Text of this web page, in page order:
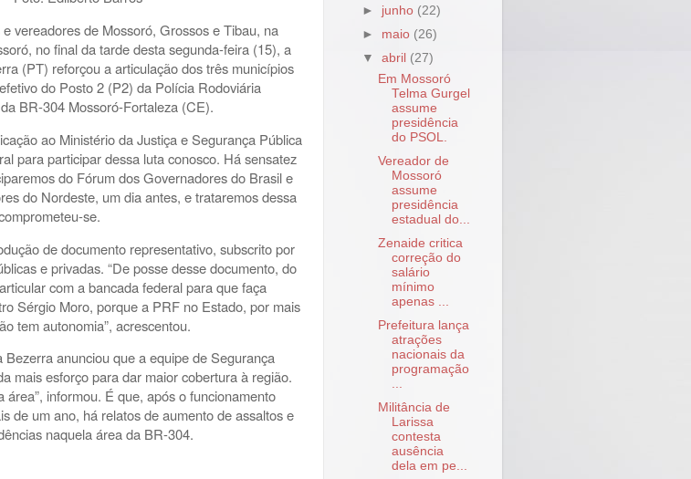
vereadores de Mossoró, Grossos e Tibau, na
no final da tarde desta segunda-feira (15), a
(PT) reforçou a articulação dos três municípios
do Posto 2 (P2) da Polícia Rodoviária
BR-304 Mossoró-Fortaleza (CE).
ao Ministério da Justiça e Segurança Pública
para participar dessa luta conosco. Há sensatez
do Fórum dos Governadores do Brasil e
do Nordeste, um dia antes, e trataremos dessa
se.
de documento representativo, subscrito por
e privadas. “De posse desse documento, do
com a bancada federal para que faça
Sérgio Moro, porque a PRF no Estado, por mais
tem autonomia”, acrescentou.
anunciou que a equipe de Segurança
mais esforço para dar maior cobertura à região.
área”, informou. É que, após o funcionamento
de um ano, há relatos de aumento de assaltos e
naquela área da BR-304.
► junho (22)
► maio (26)
▼abril (27)
Em Mossoró
Telma Gurgel
assume
presidência
do PSOL.
Vereador de
Mossoró
assume
presidência
estadual do...
Zenaide critica
correção do
salário
mínimo
apenas ...
Prefeitura lança
atrações
nacionais da
programação
Militância de
Larissa
contesta
ausência
dela em pe...